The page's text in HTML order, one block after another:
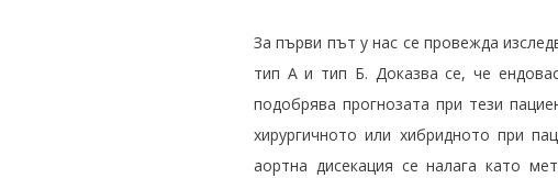
За първи път у нас се провежда
тип А и тип Б. Доказва се, че
подобрява прогнозата при тези
хирургичното или хибридното при
аортна дисекация се налага като